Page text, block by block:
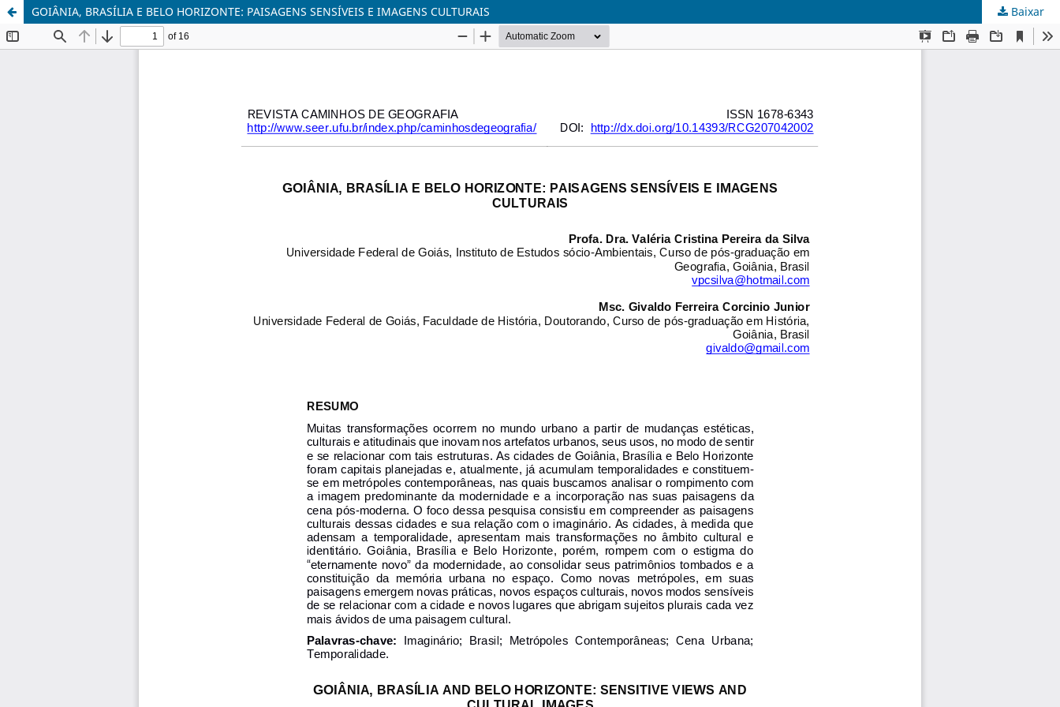
GOIÂNIA, BRASÍLIA E BELO HORIZONTE: PAISAGENS SENSÍVEIS E IMAGENS CULTURAIS Baixar